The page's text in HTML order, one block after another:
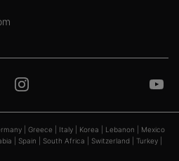
Greece Italy Korea Lebanon
Mexico
Spain South Africa Switzerland Turkey